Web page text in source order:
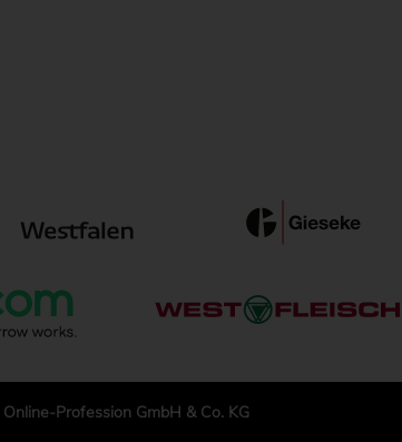
Online-Profession GmbH & Co. KG